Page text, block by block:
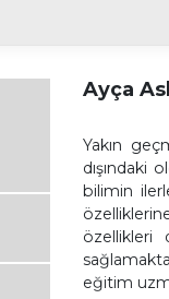
Ayça
Yakın
dışındaki
bilimin
özellikleri
eğitim